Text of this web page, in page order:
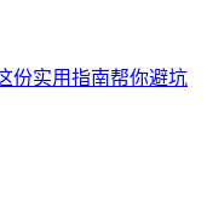
份实用指南帮你避坑